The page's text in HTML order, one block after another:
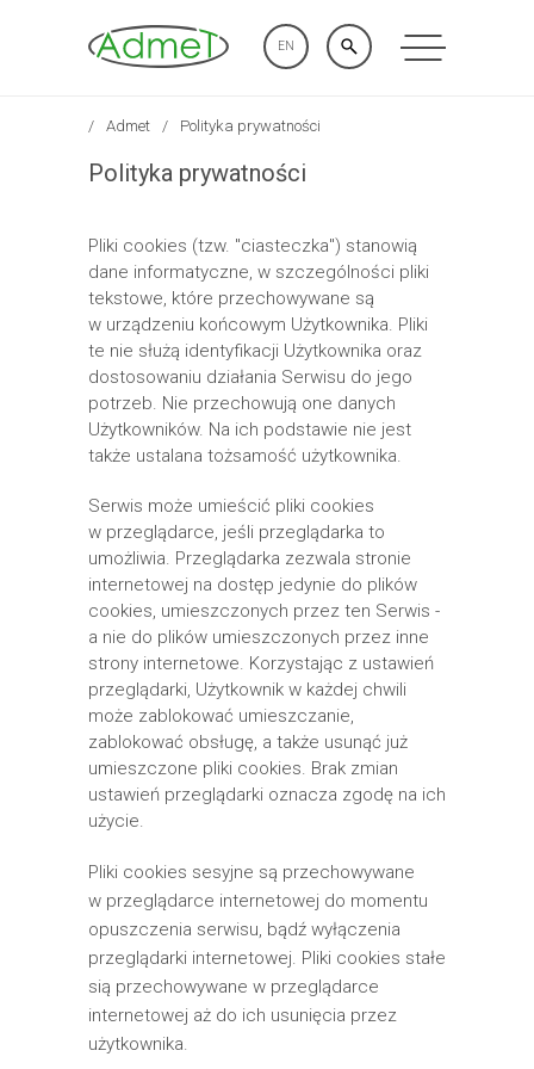
EN
Admet Polityka prywatności
Polityka prywatności
Pliki cookies (tzw. "ciasteczka") stanowią
dane informatyczne, w szczególności pliki
tekstowe, które przechowywane są
w urządzeniu końcowym Użytkownika. Pliki
te nie służą identyfikacji Użytkownika oraz
dostosowaniu działania Serwisu do jego
potrzeb. Nie przechowują one danych
Użytkowników. Na ich podstawie nie jest
także ustalana tożsamość użytkownika.
Serwis może umieścić pliki cookies
w przeglądarce, jeśli przeglądarka to
umożliwia. Przeglądarka zezwala stronie
internetowej na dostęp jedynie do plików
cookies, umieszczonych przez ten Serwis -
a nie do plików umieszczonych przez inne
strony internetowe. Korzystając z ustawień
przeglądarki, Użytkownik w każdej chwili
może zablokować umieszczanie,
zablokować obsługę, a także usunąć już
umieszczone pliki cookies. Brak zmian
ustawień przeglądarki oznacza zgodę na ich
użycie.
Pliki cookies sesyjne są przechowywane
w przeglądarce internetowej do momentu
opuszczenia serwisu, bądź wyłączenia
przeglądarki internetowej. Pliki cookies stałe
sią przechowywane w przeglądarce
internetowej aż do ich usunięcia przez
użytkownika.